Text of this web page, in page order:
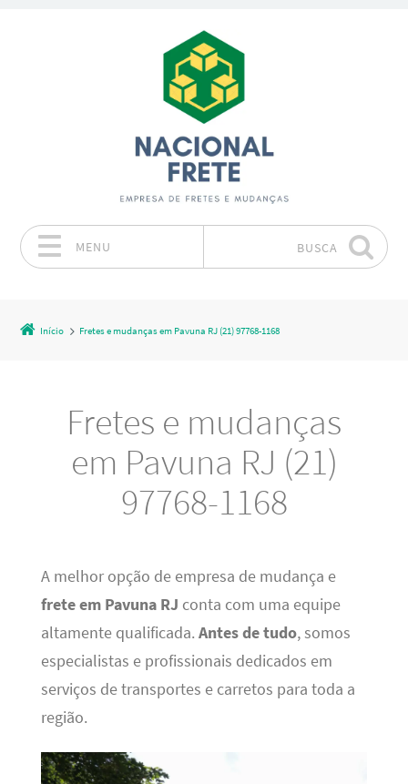
MENU BUSCA
Início Fretes e mudanças em Pavuna RJ (21) 97768-1168
Fretes e mudanças
em Pavuna RJ (21)
97768-1168
A melhor opção de empresa de mudança e
frete em Pavuna RJ conta com uma equipe
altamente qualificada. Antes de tudo, somos
especialistas e profissionais dedicados em
serviços de transportes e carretos para toda a
região.